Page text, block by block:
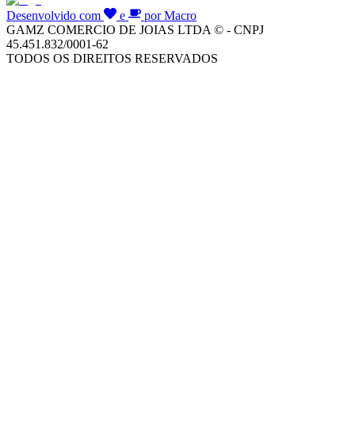
Desenvolvido com e
por Macro
GAMZ COMERCIO DE JOIAS LTDA © - CNPJ
45.451.832/0001-62
TODOS OS DIREITOS RESERVADOS